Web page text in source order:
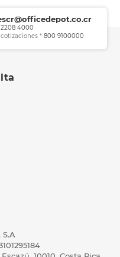
2208 4000
cotizaciones *800 9100000
S.A